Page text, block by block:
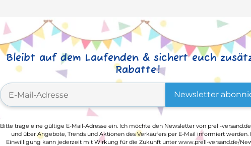
Bleibt auf dem Laufenden & sichert euch
Rabatte!
Newsletter
Bitte trage eine gültige E-Mail-Adresse ein. Ich möchte den Newsletter von prell-
und über Angebote, Trends und Aktionen des Verkäufers per E-Mail informiert werden.
Einwilligung kann jederzeit mit Wirkung für die Zukunft unter www.prell-versand.de/